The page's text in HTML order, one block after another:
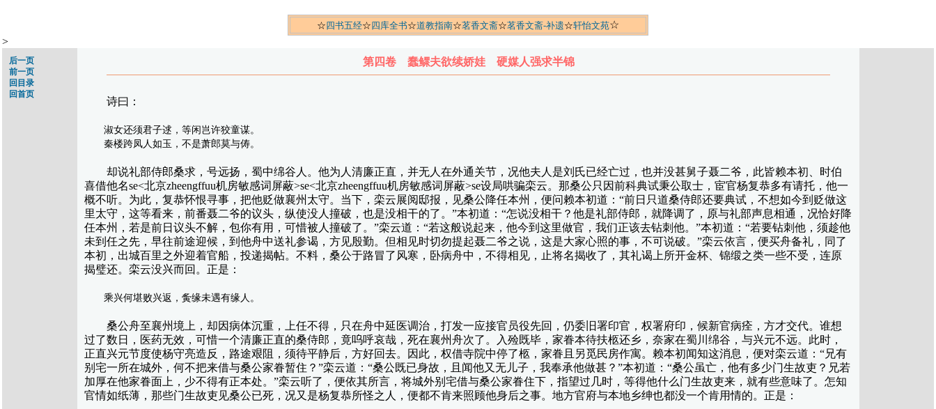
☆四书五经☆四库全书☆道教指南☆茗香文斋☆茗香文斋-补遗☆轩怡文苑☆
>
后一页
前一页
回目录
回首页
第四卷 蠢鳏夫欲续娇娃 硬媒人强求半锦
诗曰：
淑女还须君子逑，等闲岂许狡童谋。
秦楼跨凤人如玉，不是萧郎莫与俦。
却说礼部侍郎桑求，号远扬，蜀中绵谷人。他为人清廉正直，并无人在外通关节，况他夫人是刘氏已经亡过，也并没甚舅子聂二爷，此皆赖本初、时伯
喜借他名se<北京zheengffuu机房敏感词屏蔽>se<北京zheengffuu机房敏感词屏蔽>se设局哄骗栾云。那桑公只因前科典试秉公取士，宦官杨复恭多有请托，他一
概不听。为此，复恭怀恨寻事，把他贬做襄州太守。当下，栾云展阅邸报，见桑公降任本州，便问赖本初道：“前日只道桑侍郎还要典试，不想如今到贬做这
里太守，这等看来，前番聂二爷的议头，纵使没人撞破，也是没相干的了。”本初道：“怎说没相干？他是礼部侍郎，就降调了，原与礼部声息相通，况恰好降
任本州，若是前日议头不解，包你有用，可惜被人撞破了。”栾云道：“若这般说起来，他今到这里做官，我们正该去钻刺他。”本初道：“若要钻刺他，须趁他
未到任之先，早往前途迎候，到他舟中送礼参谒，方见殷勤。但相见时切勿提起聂二爷之说，这是大家心照的事，不可说破。”栾云依言，便买舟备礼，同了
本初，出城百里之外迎着官船，投递揭帖。不料，桑公于路冒了风寒，卧病舟中，不得相见，止将名揭收了，其礼谒上所开金杯、锦缎之类一些不受，连原
揭璧还。栾云没兴而回。正是：
乘兴何堪败兴返，夤缘未遇有缘人。
桑公舟至襄州境上，却因病体沉重，上任不得，只在舟中延医调治，打发一应接官员役先回，仍委旧署印官，权署府印，候新官病痊，方才交代。谁想
过了数日，医药无效，可惜一个清廉正直的桑侍郎，竟呜呼哀哉，死在襄州舟次了。入殓既毕，家眷本待扶柩还乡，奈家在蜀川绵谷，与兴元不远。此时，
正直兴元节度使杨守亮造反，路途艰阻，须待平静后，方好回去。因此，权借寺院中停了柩，家眷且另觅民房作寓。赖本初闻知这消息，便对栾云道：“兄有
别宅一所在城外，何不把来借与桑公家眷暂住？”栾云道：“桑公既已身故，且闻他又无儿子，我奉承他做甚？”本初道：“桑公虽亡，他有多少门生故吏？兄若
加厚在他家眷面上，少不得有正本处。”栾云听了，便依其所言，将城外别宅借与桑公家眷住下，指望过几时，等得他什么门生故吏来，就有些意味了。怎知
官情如纸薄，那些门生故吏见桑公已死，况又是杨复恭所怪之人，便都不肯来照顾他身后之事。地方官府与本地乡绅也都没一个肯用情的。正是：